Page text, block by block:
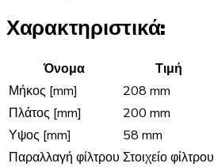
Χαρακτηριστικά:
Όνομα
Τιμή
Μήκος [mm]
208 mm
Πλάτος [mm]
200 mm
Υψος [mm]
58 mm
Παραλλαγή φίλτρου Στοιχείο φίλτρου